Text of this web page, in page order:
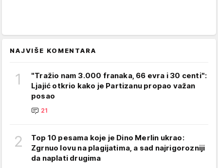
NAJVIŠE KOMENTARA
1
"Tražio nam 3.000 franaka, 66 evra i 30 centi":
Ljajić otkrio kako je Partizanu propao važan
posao
21
2
Top 10 pesama koje je Dino Merlin ukrao:
Zgrnuo lovu na plagijatima, a sad najrigorozniji
da naplati drugima